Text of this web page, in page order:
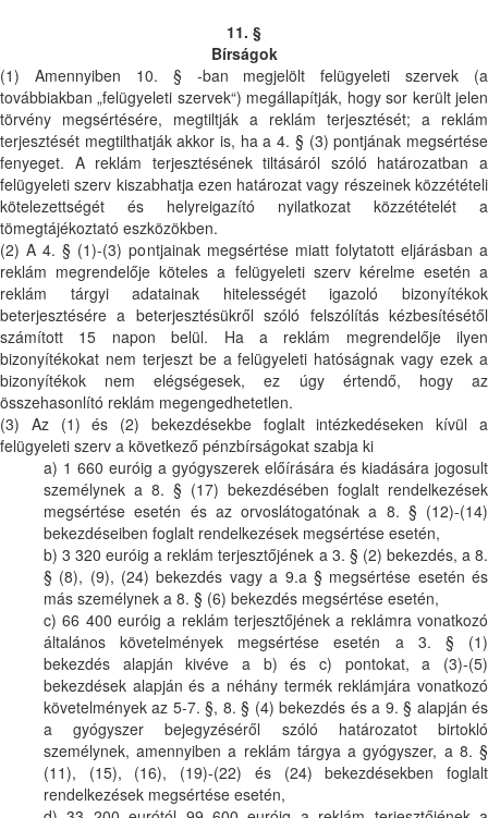
11. §
Bírságok
(1) Amennyiben 10. § -ban megjelölt felügyeleti szervek (a
továbbiakban „felügyeleti szervek“) megállapítják, hogy sor került jelen
törvény megsértésére, megtiltják a reklám terjesztését; a reklám
terjesztését megtilthatják akkor is, ha a 4. § (3) pontjának megsértése
fenyeget. A reklám terjesztésének tiltásáról szóló határozatban a
felügyeleti szerv kiszabhatja ezen határozat vagy részeinek közzétételi
kötelezettségét és helyreigazító nyilatkozat közzétételét a
tömegtájékoztató eszközökben.
(2) A 4. § (1)-(3) pontjainak megsértése miatt folytatott eljárásban a
reklám megrendelője köteles a felügyeleti szerv kérelme esetén a
reklám tárgyi adatainak hitelességét igazoló bizonyítékok
beterjesztésére a beterjesztésükről szóló felszólítás kézbesítésétől
számított 15 napon belül. Ha a reklám megrendelője ilyen
bizonyítékokat nem terjeszt be a felügyeleti hatóságnak vagy ezek a
bizonyítékok nem elégségesek, ez úgy értendő, hogy az
összehasonlító reklám megengedhetetlen.
(3) Az (1) és (2) bekezdésekbe foglalt intézkedéseken kívül a
felügyeleti szerv a következő pénzbírságokat szabja ki
a) 1 660 euróig a gyógyszerek előírására és kiadására jogosult
személynek a 8. § (17) bekezdésében foglalt rendelkezések
megsértése esetén és az orvoslátogatónak a 8. § (12)-(14)
bekezdéseiben foglalt rendelkezések megsértése esetén,
b) 3 320 euróig a reklám terjesztőjének a 3. § (2) bekezdés, a 8.
§ (8), (9), (24) bekezdés vagy a 9.a § megsértése esetén és
más személynek a 8. § (6) bekezdés megsértése esetén,
c) 66 400 euróig a reklám terjesztőjének a reklámra vonatkozó
általános követelmények megsértése esetén a 3. § (1)
bekezdés alapján kivéve a b) és c) pontokat, a (3)-(5)
bekezdések alapján és a néhány termék reklámjára vonatkozó
követelmények az 5-7. §, 8. § (4) bekezdés és a 9. § alapján és
a gyógyszer bejegyzéséről szóló határozatot birtokló
személynek, amennyiben a reklám tárgya a gyógyszer, a 8. §
(11), (15), (16), (19)-(22) és (24) bekezdésekben foglalt
rendelkezések megsértése esetén,